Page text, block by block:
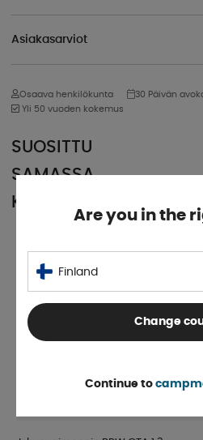
Asiakasarviot
Osaava henkilökunta
30 Päivän
Yli 50 vuoden kokemus
SUOSITTU
SAMASSA
KATEGORIASSA
Are you in the
Finland
Change
Continue to